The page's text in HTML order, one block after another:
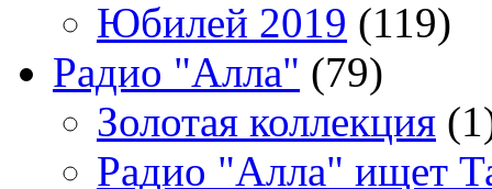
Юбилей 2019 (119)
Радио "Алла" (79)
Золотая коллекция
Радио "Алла" ищет